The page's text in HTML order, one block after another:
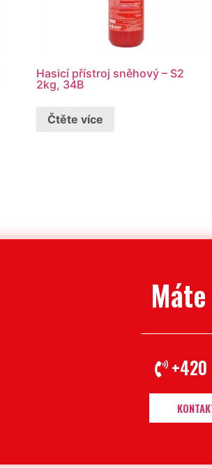
Hasicí přístroj sněhový – S2
2kg, 34B
Čtěte více
+420